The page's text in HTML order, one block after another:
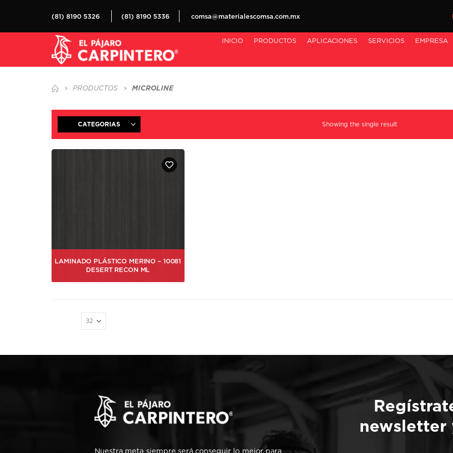
(81) 8190 5326 (81) 8190 5336 comsa@materialescomsa.com.mx
INICIO PRODUCTOS APLICACIONES SERVICIOS EMPRESA
PRODUCTOS MICROLINE
CATEGORIAS Showing the single result
LAMINADO PLÁSTICO MERINO – 10081
DESERT RECON ML
Nuestra meta siempre será conseguir lo mejor para
newsletter